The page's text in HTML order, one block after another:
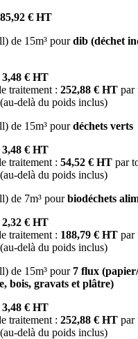
€ HT
de 15m³ pourdib (déchet
3,48 € HT
traitement : 252,88 € HT par
delà du poids inclus)
de 15m³ pourdéchets verts
3,48 € HT
traitement : 54,52 € HT par
delà du poids inclus)
de 7m³ pourbiodéchets
2,32 € HT
traitement : 188,79 € HT par
delà du poids inclus)
de 15m³ pour 7 flux
bois, gravats et plâtre)
3,48 € HT
traitement : 252,88 € HT par
delà du poids inclus)